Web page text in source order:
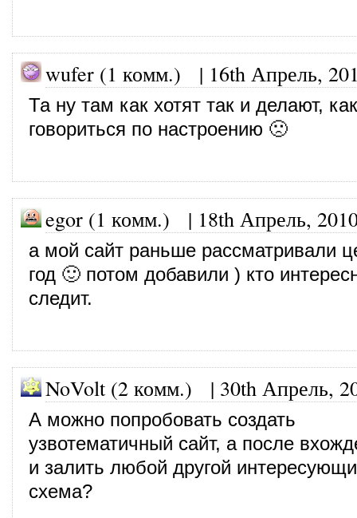
wufer (1 комм.) | 16th Апрель,
Та ну там как хотят так и делают, как
говориться по настроению 🙁
egor (1 комм.) | 18th Апрель,
а мой сайт раньше рассматривали
год 🙂 потом добавили ) кто
следит.
NoVolt (2 комм.) | 30th Апрель,
А можно попробовать создать
узвотематичный сайт, а после
и залить любой другой
схема?